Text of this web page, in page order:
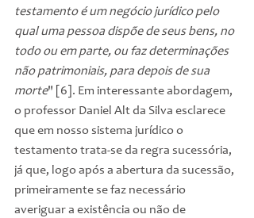
testamento é um negócio jurídico pelo
qual uma pessoa dispõe de seus bens, no
todo ou em parte, ou faz determinações
não patrimoniais, para depois de sua
morte" [6]. Em interessante abordagem,
o professor Daniel Alt da Silva esclarece
que em nosso sistema jurídico o
testamento trata-se da regra sucessória,
já que, logo após a abertura da sucessão,
primeiramente se faz necessário
averiguar a existência ou não de